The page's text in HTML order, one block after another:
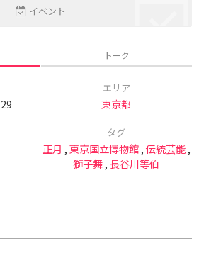
イベント
トーク
エリア
東京都
タグ
正月 ,東京国立博物館,伝統芸能,
獅子舞,長谷川等伯